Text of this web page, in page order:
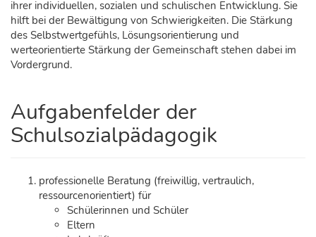
ihrer individuellen, sozialen und schulischen Entwicklung. Sie
hilft bei der Bewältigung von Schwierigkeiten. Die Stärkung
des Selbstwertgefühls, Lösungsorientierung und
werteorientierte Stärkung der Gemeinschaft stehen dabei im
Vordergrund.
Aufgabenfelder der
Schulsozialpädagogik
professionelle Beratung (freiwillig, vertraulich,
ressourcenorientiert) für
Schülerinnen und Schüler
Eltern